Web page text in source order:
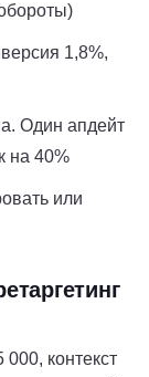
1,8%,
Один апдейт
на 40%
или
контекст